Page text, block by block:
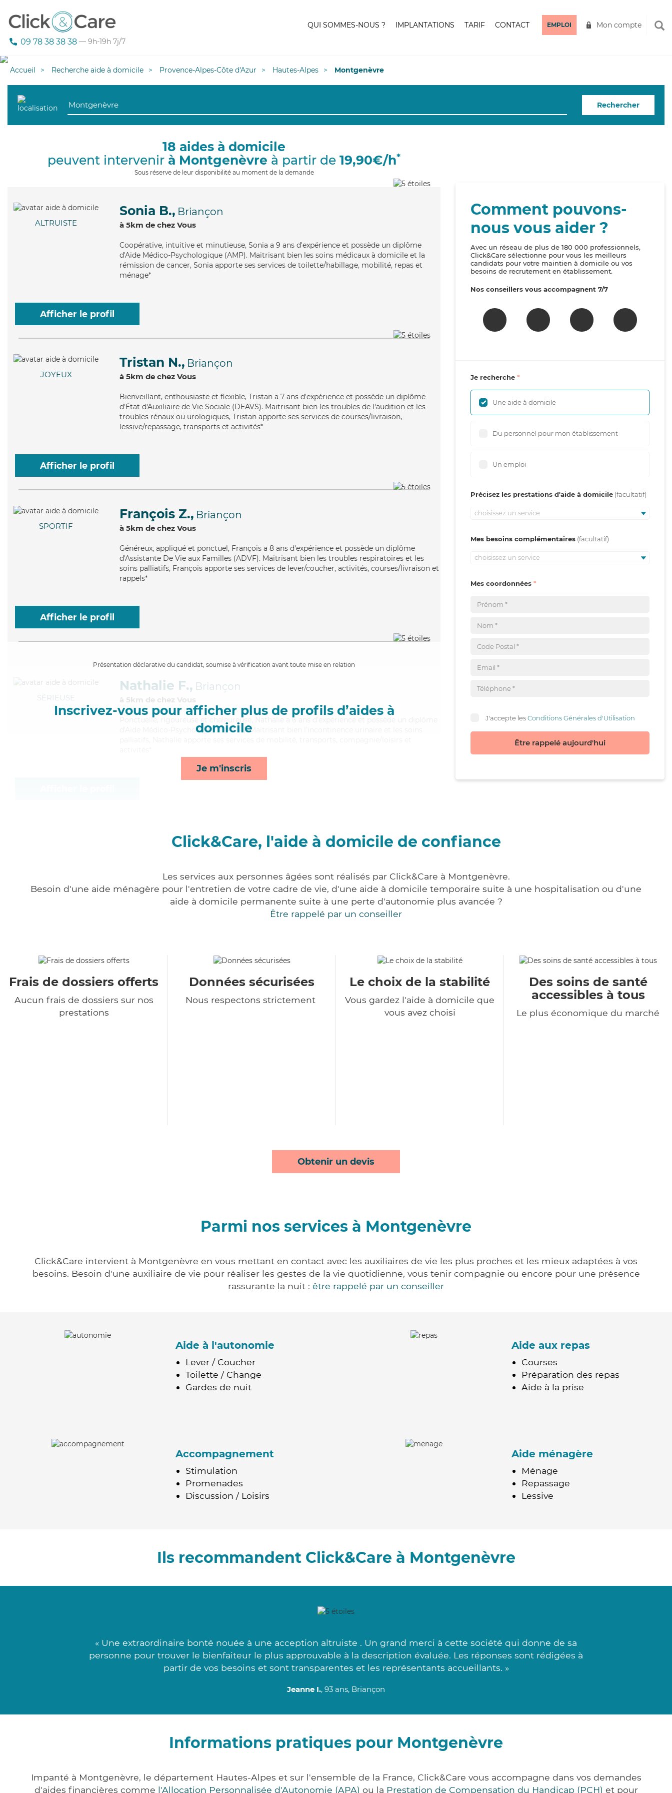
09 78 38 38 38 — 9h-19h 7j/7
QUI SOMMES-NOUS ? IMPLANTATIONS TARIF CONTACT EMPLOI Mon compte
Accueil Recherche aide à domicile Provence-Alpes-Côte d'Azur Hautes-Alpes Montgenèvre
Rechercher
18 aides à domicile
peuvent intervenir à Montgenèvre à partir de 19,90€/h*
Sous réserve de leur disponibilité au moment de la demande
ALTRUISTE
Sonia B., Briançon
à 5km de chez Vous
Coopérative, intuitive et minutieuse, Sonia a 9 ans d'expérience et possède un diplôme
d'Aide Médico-Psychologique (AMP). Maitrisant bien les soins médicaux à domicile et la
rémission de cancer, Sonia apporte ses services de toilette/habillage, mobilité, repas et
ménage*
Afficher le profil
JOYEUX
Tristan N., Briançon
à 5km de chez Vous
Bienveillant, enthousiaste et flexible, Tristan a 7 ans d'expérience et possède un diplôme
d'État d'Auxiliaire de Vie Sociale (DEAVS). Maitrisant bien les troubles de l'audition et les
troubles rénaux ou urologiques, Tristan apporte ses services de courses/livraison,
lessive/repassage, transports et activités*
Afficher le profil
SPORTIF
François Z., Briançon
à 5km de chez Vous
Généreux, appliqué et ponctuel, François a 8 ans d'expérience et possède un diplôme
d'Assistante De Vie aux Familles (ADVF). Maitrisant bien les troubles respiratoires et les
soins palliatifs, François apporte ses services de lever/coucher, activités, courses/livraison et
rappels*
Afficher le profil
Présentation déclarative du candidat, soumise à vérification avant toute mise en relation
Inscrivez-vous pour afficher plus de profils d’aides à
domicile
Je m'inscris
SÉRIEUSE
Nathalie F., Briançon
à 5km de chez Vous
Ponctuelle
, rigoureuse et chaleureuse, Nathalie a 6 ans d'expérience et possède un diplôme
d'Aide Médico-Psychologique (AMP). Maitrisant bien l'incontinence urinaire et les soins
Comment pouvons-
nous vous aider ?
Avec un réseau de plus de 180 000 professionnels,
Click&Care sélectionne pour vous les meilleurs
candidats pour votre maintien à domicile ou vos
besoins de recrutement en établissement.
Nos conseillers vous accompagnent 7/7
Je recherche
Une aide à domicile
Du personnel pour mon établissement
Un emploi
Précisez les prestations d'aide à domicile
choisissez un service
Mes besoins complémentaires
choisissez un service
Mes coordonnées
J'accepte lesConditions Générales d'Utilisation
Être rappelé aujourd'hui
Click&Care, l'aide à domicile de confiance
Les services aux personnes âgées sont réalisés par Click&Care à Montgenèvre.
Besoin d'une aide ménagère pour l'entretien de votre cadre de vie, d'une aide à domicile temporaire suite à une hospitalisation ou d'une
aide à domicile permanente suite à une perte d'autonomie plus avancée ?
Être rappelé par un conseiller
Frais de dossiers offerts
Aucun frais de dossiers sur nos
prestations
Données sécurisées
Nous respectons strictement
Le choix de la stabilité
Vous gardez l'aide à domicile que
vous avez choisi
Des soins de santé
accessibles à tous
Le plus économique du marché
Obtenir un devis
Parmi nos services à Montgenèvre
Click&Care intervient à Montgenèvre en vous mettant en contact avec les auxiliaires de vie les plus proches et les mieux adaptées à vos
besoins. Besoin d'une auxiliaire de vie pour réaliser les gestes de la vie quotidienne, vous tenir compagnie ou encore pour une présence
rassurante la nuit : être rappelé par un conseiller
Aide à l'autonomie
Lever / Coucher
Toilette / Change
Gardes de nuit
Aide aux repas
Courses
Préparation des repas
Aide à la prise
Accompagnement
Stimulation
Promenades
Discussion / Loisirs
Aide ménagère
Ménage
Repassage
Lessive
Ils recommandent Click&Care à Montgenèvre
« Une extraordinaire bonté nouée à une acception altruiste . Un grand merci à cette société qui donne de sa
personne pour trouver le bienfaiteur le plus approuvable à la description évaluée. Les réponses sont rédigées à
partir de vos besoins et sont transparentes et les représentants accueillants. »
Jeanne I., 93 ans, Briançon
Informations pratiques pour Montgenèvre
Impanté à Montgenèvre, le département Hautes-Alpes et sur l'ensemble de la France, Click&Care vous accompagne dans vos demandes
d'aides financières comme l'Allocation Personnalisée d'Autonomie (APA) ou la Prestation de Compensation du Handicap (PCH) et pour